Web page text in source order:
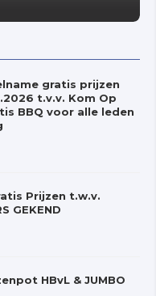
gratis prijzen
t.v.v. Kom Op
BBQ voor alle leden
Prijzen t.w.v.
GEKEND
HBvL & JUMBO